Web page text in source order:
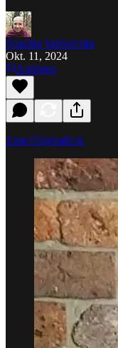
Silashin Sabbamitta
Okt. 11, 2024
Anhören
Zum Originaltext